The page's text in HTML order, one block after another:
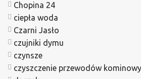
Chopina 24
ciepła woda
Czarni Jasło
czujniki dymu
czynsze
czyszczenie przewodów